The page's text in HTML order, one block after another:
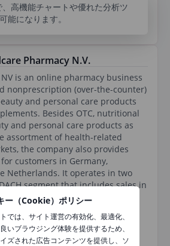
ー（Cookie）ポリシー
では、サイト運営の有効化、最適化、
いブラウジング体験を提供するため、
ズされた広告コンテンツを提供し、ソ
、高機能チャートや優れた分析ツ
能になります。
Pharmacy N.V.
is an online pharmacy business
nonprescription (over-the-counter)
and personal care products
Besides OTC, nutritional
and personal care products as
assortment of health-related
the company also provides
customers in Germany,
Netherlands. It operates in two
segment that includes sales in
Switzerland; and the
that includes sales across
France and Italy. The DACH
the majority of the revenue.